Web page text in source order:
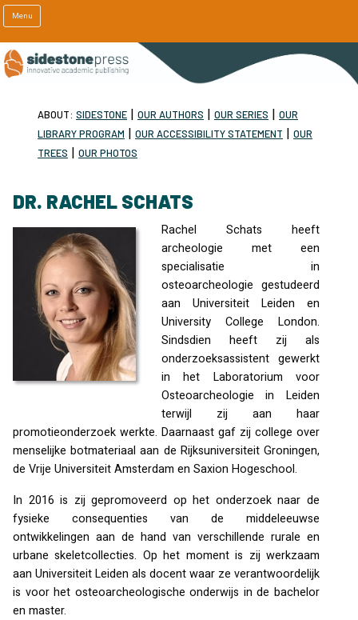
Menu
ABOUT: SIDESTONE | OUR AUTHORS | OUR SERIES | OUR
LIBRARY PROGRAM | OUR ACCESSIBILITY STATEMENT | OUR
TREES | OUR PHOTOS
DR. RACHEL SCHATS
Rachel Schats heeft
archeologie met een
specialisatie in
osteoarcheologie gestudeerd
aan Universiteit Leiden en
University College London.
Sindsdien heeft zij als
onderzoeksassistent gewerkt
in het Laboratorium voor
Osteoarcheologie in Leiden
terwijl zij aan haar
promotieonderzoek werkte. Daarnaast gaf zij college over
menselijke botmateriaal aan de Rijksuniversiteit Groningen,
de Vrije Universiteit Amsterdam en Saxion Hogeschool.
In 2016 is zij gepromoveerd op het onderzoek naar de
fysieke consequenties van de middeleeuwse
ontwikkelingen aan de hand van verschillende rurale en
urbane skeletcollecties. Op het moment is zij werkzaam
aan Universiteit Leiden als docent waar ze verantwoordelijk
is voor het osteoarcheologische onderwijs in de bachelor
en master.